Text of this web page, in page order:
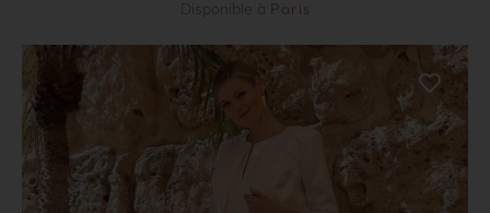
Disponible à Paris